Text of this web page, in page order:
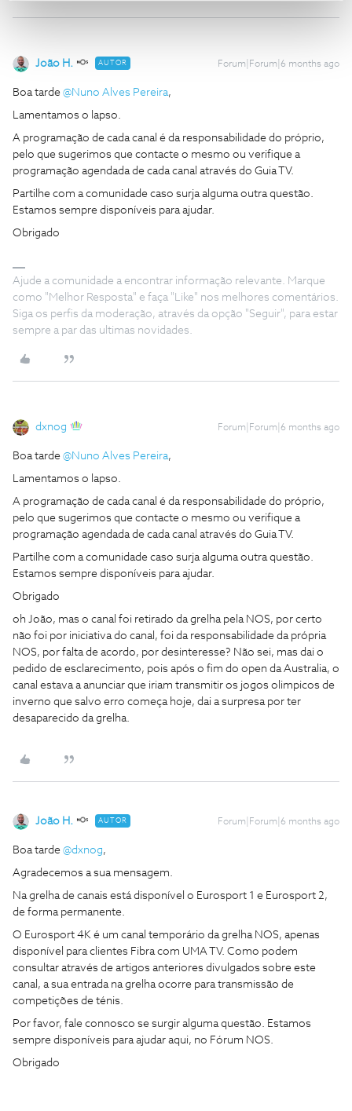
João H. AUTOR Forum|Forum|6 months ago
Boa tarde ​ @Nuno Alves Pereira,
Lamentamos o lapso.
A programação de cada canal é da responsabilidade do próprio,
pelo que sugerimos que contacte o mesmo ou verifique a
programação agendada de cada canal através do Guia TV.
Partilhe com a comunidade caso surja alguma outra questão.
Estamos sempre disponíveis para ajudar.
Obrigado
Ajude a comunidade a encontrar informação relevante. Marque
como "Melhor Resposta" e faça "Like" nos melhores comentários.
Siga os perfis da moderação, através da opção "Seguir", para estar
sempre a par das ultimas novidades.
dxnog Forum|Forum|6 months ago
Boa tarde ​ @Nuno Alves Pereira,
Lamentamos o lapso.
A programação de cada canal é da responsabilidade do próprio,
pelo que sugerimos que contacte o mesmo ou verifique a
programação agendada de cada canal através do Guia TV.
Partilhe com a comunidade caso surja alguma outra questão.
Estamos sempre disponíveis para ajudar.
Obrigado
oh João, mas o canal foi retirado da grelha pela NOS, por certo
não foi por iniciativa do canal, foi da responsabilidade da própria
NOS, por falta de acordo, por desinteresse? Não sei, mas dai o
pedido de esclarecimento, pois após o fim do open da Australia, o
canal estava a anunciar que iriam transmitir os jogos olimpicos de
inverno que salvo erro começa hoje, dai a surpresa por ter
desaparecido da grelha.
João H. AUTOR Forum|Forum|6 months ago
Boa tarde ​ @dxnog,
Agradecemos a sua mensagem.
Na grelha de canais está disponível o Eurosport 1 e Eurosport 2,
de forma permanente.
O Eurosport 4K é um canal temporário da grelha NOS, apenas
disponível para clientes Fibra com UMA TV. Como podem
consultar através de artigos anteriores divulgados sobre este
canal, a sua entrada na grelha ocorre para transmissão de
competições de ténis.
Por favor, fale connosco se surgir alguma questão. Estamos
sempre disponíveis para ajudar aqui, no Fórum NOS.
Obrigado